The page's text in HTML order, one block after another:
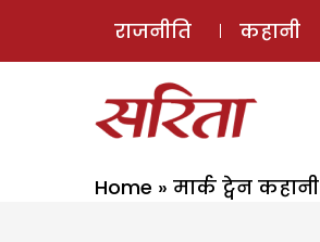
राजनीति कहानी
Home » मार्क ट्वेन कहानी